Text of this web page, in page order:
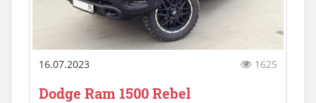
16.07.2023 1625
Dodge Ram 1500 Rebel